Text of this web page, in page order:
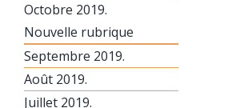
Octobre 2019.
Nouvelle rubrique
Septembre 2019.
Août 2019.
Juillet 2019.